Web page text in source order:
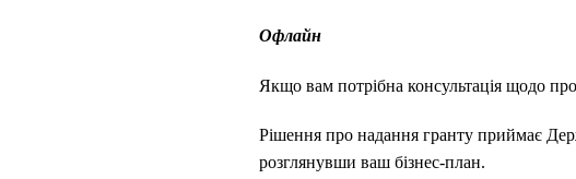
Офлайн
Якщо вам потрібна консультація щодо
Рішення про надання гранту приймає
розглянувши ваш бізнес-план.